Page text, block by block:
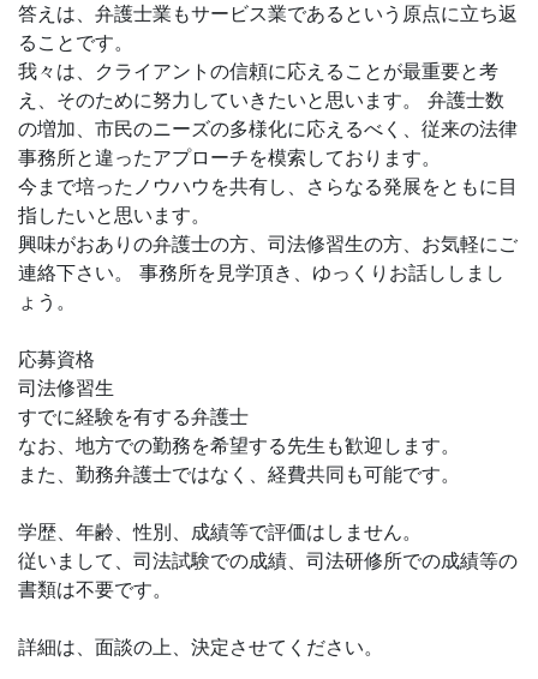
答えは、弁護士業もサービス業であるという原点に立ち返
ることです。
我々は、クライアントの信頼に応えることが最重要と考
え、そのために努力していきたいと思います。 弁護士数
の増加、市民のニーズの多様化に応えるべく、従来の法律
事務所と違ったアプローチを模索しております。
今まで培ったノウハウを共有し、さらなる発展をともに目
指したいと思います。
興味がおありの弁護士の方、司法修習生の方、お気軽にご
連絡下さい。 事務所を見学頂き、ゆっくりお話ししまし
ょう。
応募資格
司法修習生
すでに経験を有する弁護士
なお、地方での勤務を希望する先生も歓迎します。
また、勤務弁護士ではなく、経費共同も可能です。
学歴、年齢、性別、成績等で評価はしません。
従いまして、司法試験での成績、司法研修所での成績等の
書類は不要です。
詳細は、面談の上、決定させてください。